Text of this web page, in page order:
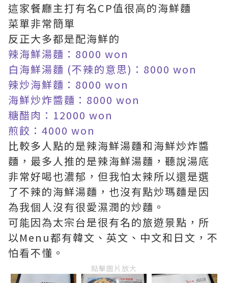
這家餐廳主打有名CP值很高的海鮮麵
菜單非常簡單
反正大多都是配海鮮的
辣海鮮湯麵：8000 won
白海鮮湯麵 (不辣的意思)：8000 won
辣炒海鮮麵：8000 won
海鮮炒炸醬麵：8000 won
糖醋肉：12000 won
煎餃：4000 won
比較多人點的是辣海鮮湯麵和海鮮炒炸醬
麵，最多人推的是辣海鮮湯麵，聽說湯底
非常好喝也濃郁，但我怕太辣所以還是選
了不辣的海鮮湯麵，也沒有點炒瑪麵是因
為我個人沒有很愛濕潤的炒麵。
可能因為太宗台是很有名的旅遊景點，所
以Menu都有韓文、英文、中文和日文，不
怕看不懂。
點擊圖片放大